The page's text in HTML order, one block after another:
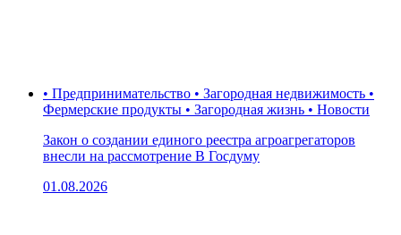
• Предпринимательство • Загородная недвижимость •
Фермерские продукты • Загородная жизнь • Новости
Закон о создании единого реестра агроагрегаторов
внесли на рассмотрение В Госдуму
01.08.2026